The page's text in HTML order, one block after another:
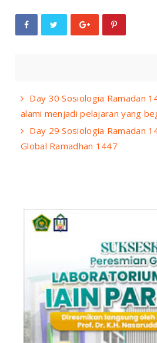
Day 30 Sosiologia Ramadan
alami menjadi pelajaran yang
Day 29 Sosiologia Ramadan
Global Ramadhan 1447